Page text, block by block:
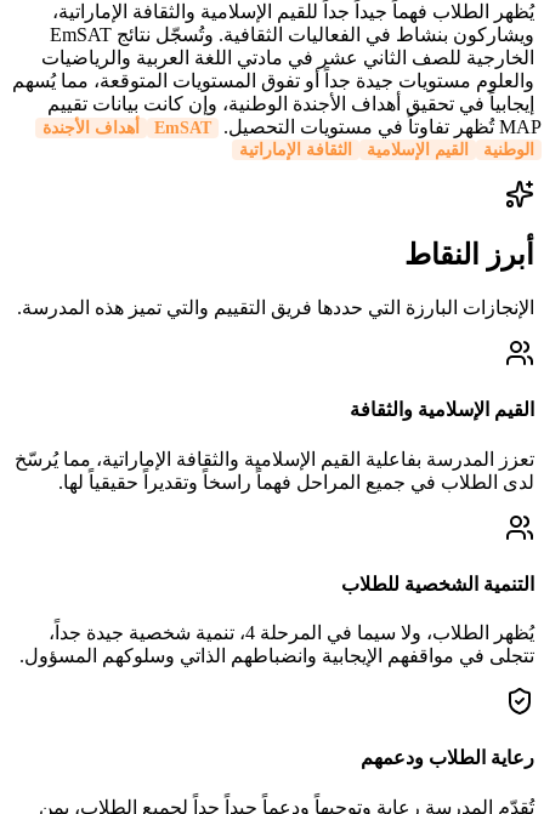
يُظهر الطلاب فهماً جيداً جداً للقيم الإسلامية والثقافة الإماراتية،
ويشاركون بنشاط في الفعاليات الثقافية. وتُسجّل نتائج EmSAT
الخارجية للصف الثاني عشر في مادتي اللغة العربية والرياضيات
والعلوم مستويات جيدة جداً أو تفوق المستويات المتوقعة، مما يُسهم
إيجابياً في تحقيق أهداف الأجندة الوطنية، وإن كانت بيانات تقييم
MAP تُظهر تفاوتاً في مستويات التحصيل.
EmSAT
أهداف الأجندة
الوطنية
القيم الإسلامية الثقافة الإماراتية
أبرز النقاط
الإنجازات البارزة التي حددها فريق التقييم والتي تميز هذه المدرسة.
القيم الإسلامية والثقافة
تعزز المدرسة بفاعلية القيم الإسلامية والثقافة الإماراتية، مما يُرسّخ
لدى الطلاب في جميع المراحل فهماً راسخاً وتقديراً حقيقياً لها.
التنمية الشخصية للطلاب
يُظهر الطلاب، ولا سيما في المرحلة 4، تنمية شخصية جيدة جداً،
تتجلى في مواقفهم الإيجابية وانضباطهم الذاتي وسلوكهم المسؤول.
رعاية الطلاب ودعمهم
تُقدّم المدرسة رعاية وتوجيهاً ودعماً جيداً جداً لجميع الطلاب، بمن